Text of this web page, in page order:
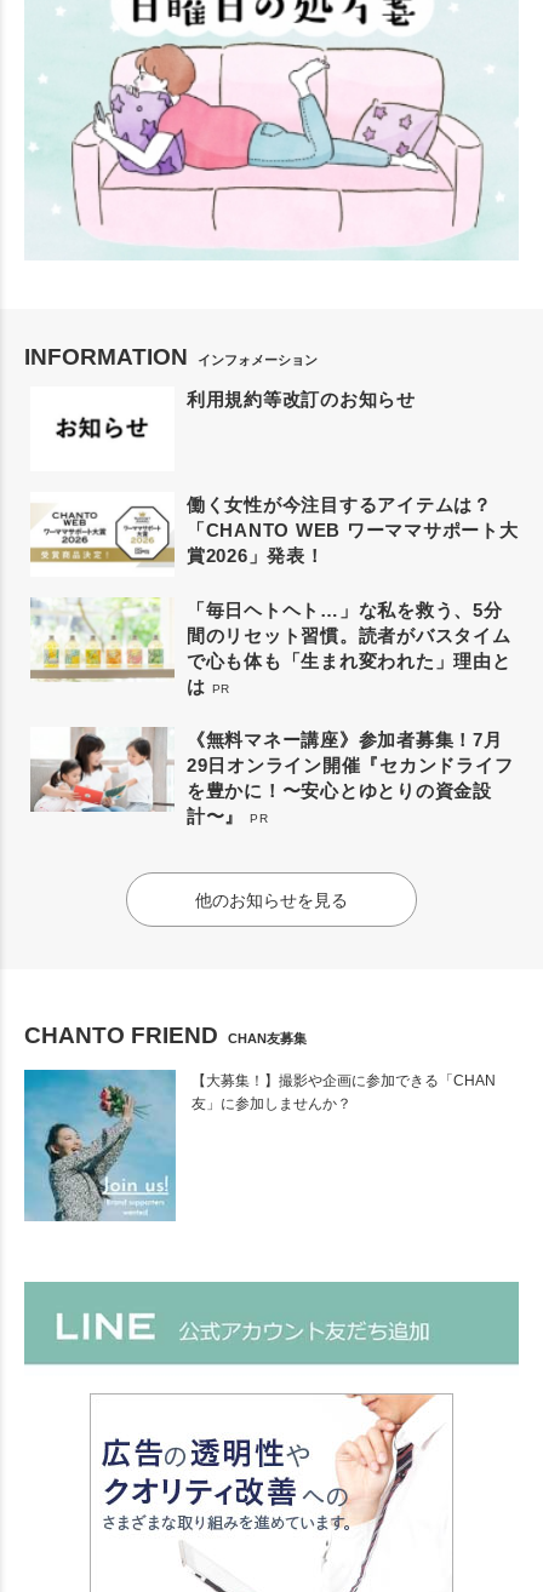
INFORMATION インフォメーション
利用規約等改訂のお知らせ
働く女性が今注目するアイテムは？
「CHANTO WEB ワーママサポート大
賞2026」発表！
「毎日ヘトヘト…」な私を救う、5分
間のリセット習慣。読者がバスタイム
で心も体も「生まれ変われた」理由と
は
PR
《無料マネー講座》参加者募集！7月
29日オンライン開催『セカンドライフ
を豊かに！〜安心とゆとりの資金設
計〜』
PR
他のお知らせを見る
CHANTO FRIEND CHAN友募集
【大募集！】撮影や企画に参加できる「CHAN
友」に参加しませんか？